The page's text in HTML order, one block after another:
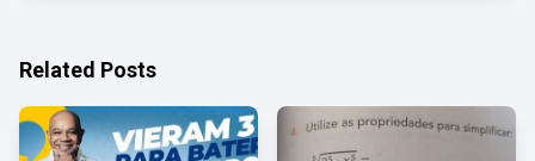
Related Posts